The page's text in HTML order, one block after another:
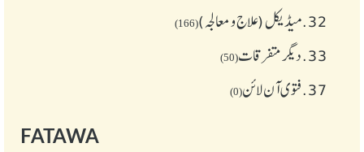
32. میڈیکل (علاج و معالجہ)(166)
33. دیگر متفرقات(50)
37. فتوی آن لائن(0)
FATAWA